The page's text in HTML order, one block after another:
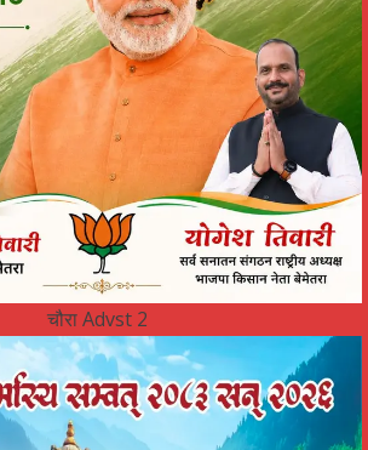
चौरा Advst 2